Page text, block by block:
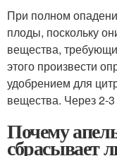
При полном
плоды, поскольку
вещества,
этого произвести
удобрением для
вещества. Через 2-
Почему
сбрасывает